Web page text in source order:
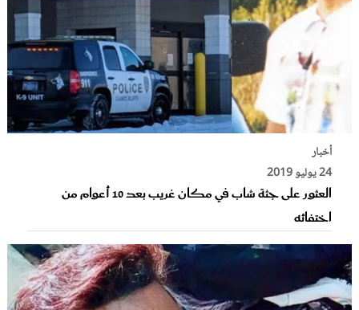
أخبار
24 يوليو 2019
العثور على جثة شاب في مكان غريب بعد 10 أعوام من
اختفائه